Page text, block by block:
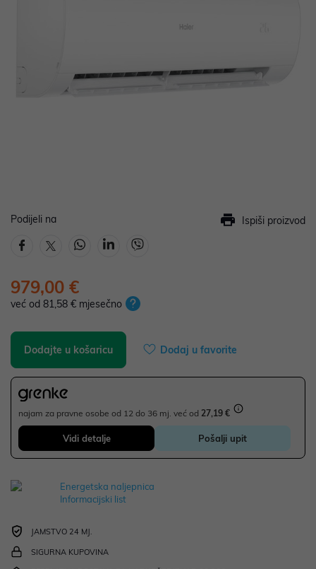
Podijeli na Ispiši proizvod
979,00 €
već od 81,58 € mjesečno
Dodajte u košaricu Dodaj u favorite
najam za pravne osobe od 12 do 36 mj. već od 27,19 €
Vidi detalje Pošalji upit
Energetska naljepnica
Informacijski list
JAMSTVO 24 MJ.
SIGURNA KUPOVINA